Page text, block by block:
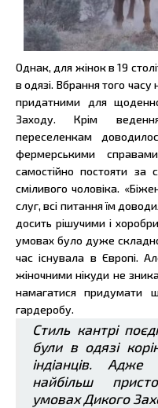
Однак, для жінок в 19
в одязі. Вбрання того
придатними для
Заходу. Крім
переселенкам
фермерськими
самостійно постояти
сміливого чоловіка.
слуг, всі питання їм
досить рішучими і
умовах було дуже
час існувала в Європі.
жіночними нікуди не
намагатися придумати
гардеробу.
Стиль кантрі
були в одязі
індіанців.
найбільш
умовах Дикого